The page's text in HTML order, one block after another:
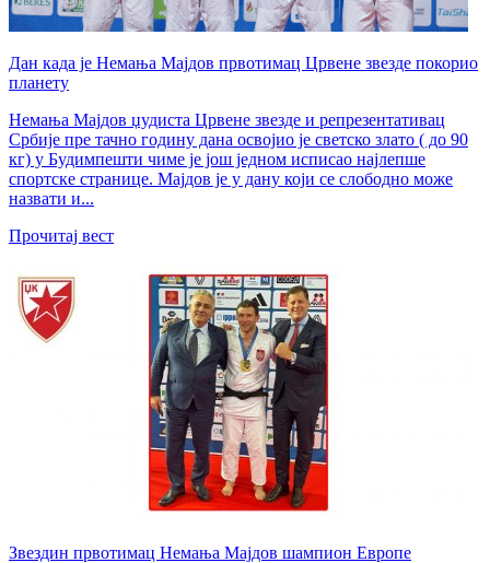
Дан када је Немања Мајдов првотимац Црвене звезде покорио
планету
Немања Мајдов џудиста Црвене звезде и репрезентативац
Србије пре тачно годину дана освојио је светско злато ( до 90
кг) у Будимпешти чиме је још једном исписао најлепше
спортске странице. Мајдов је у дану који се слободно може
назвати и...
Прочитај вест
Звездин првотимац Немања Мајдов шампион Европе